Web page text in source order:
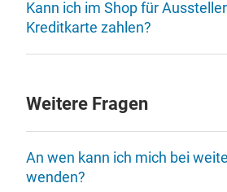
Kann ich im Shop für
Kreditkarte zahlen?
Weitere Fragen
An wen kann ich mich bei
wenden?